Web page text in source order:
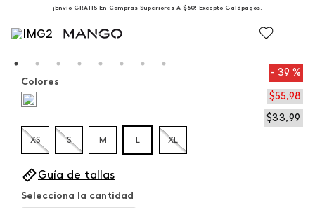
¡Envío GRATIS En Compras Superiores A $60! Excepto Galápagos.
39 %
$55,98
$33,99
Colores
XS S M L XL
Guía de tallas